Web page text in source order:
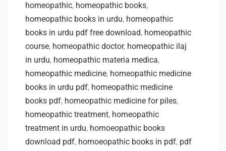
homeopathic, homeopathic books,
homeopathic books in urdu, homeopathic
books in urdu pdf free download, homeopathic
course, homeopathic doctor, homeopathic ilaj
in urdu, homeopathic materia medica,
homeopathic medicine, homeopathic medicine
books in urdu pdf, homeopathic medicine
books pdf, homeopathic medicine for piles,
homeopathic treatment, homeopathic
treatment in urdu, homoeopathic books
download pdf, homoeopathic books in pdf, pdf